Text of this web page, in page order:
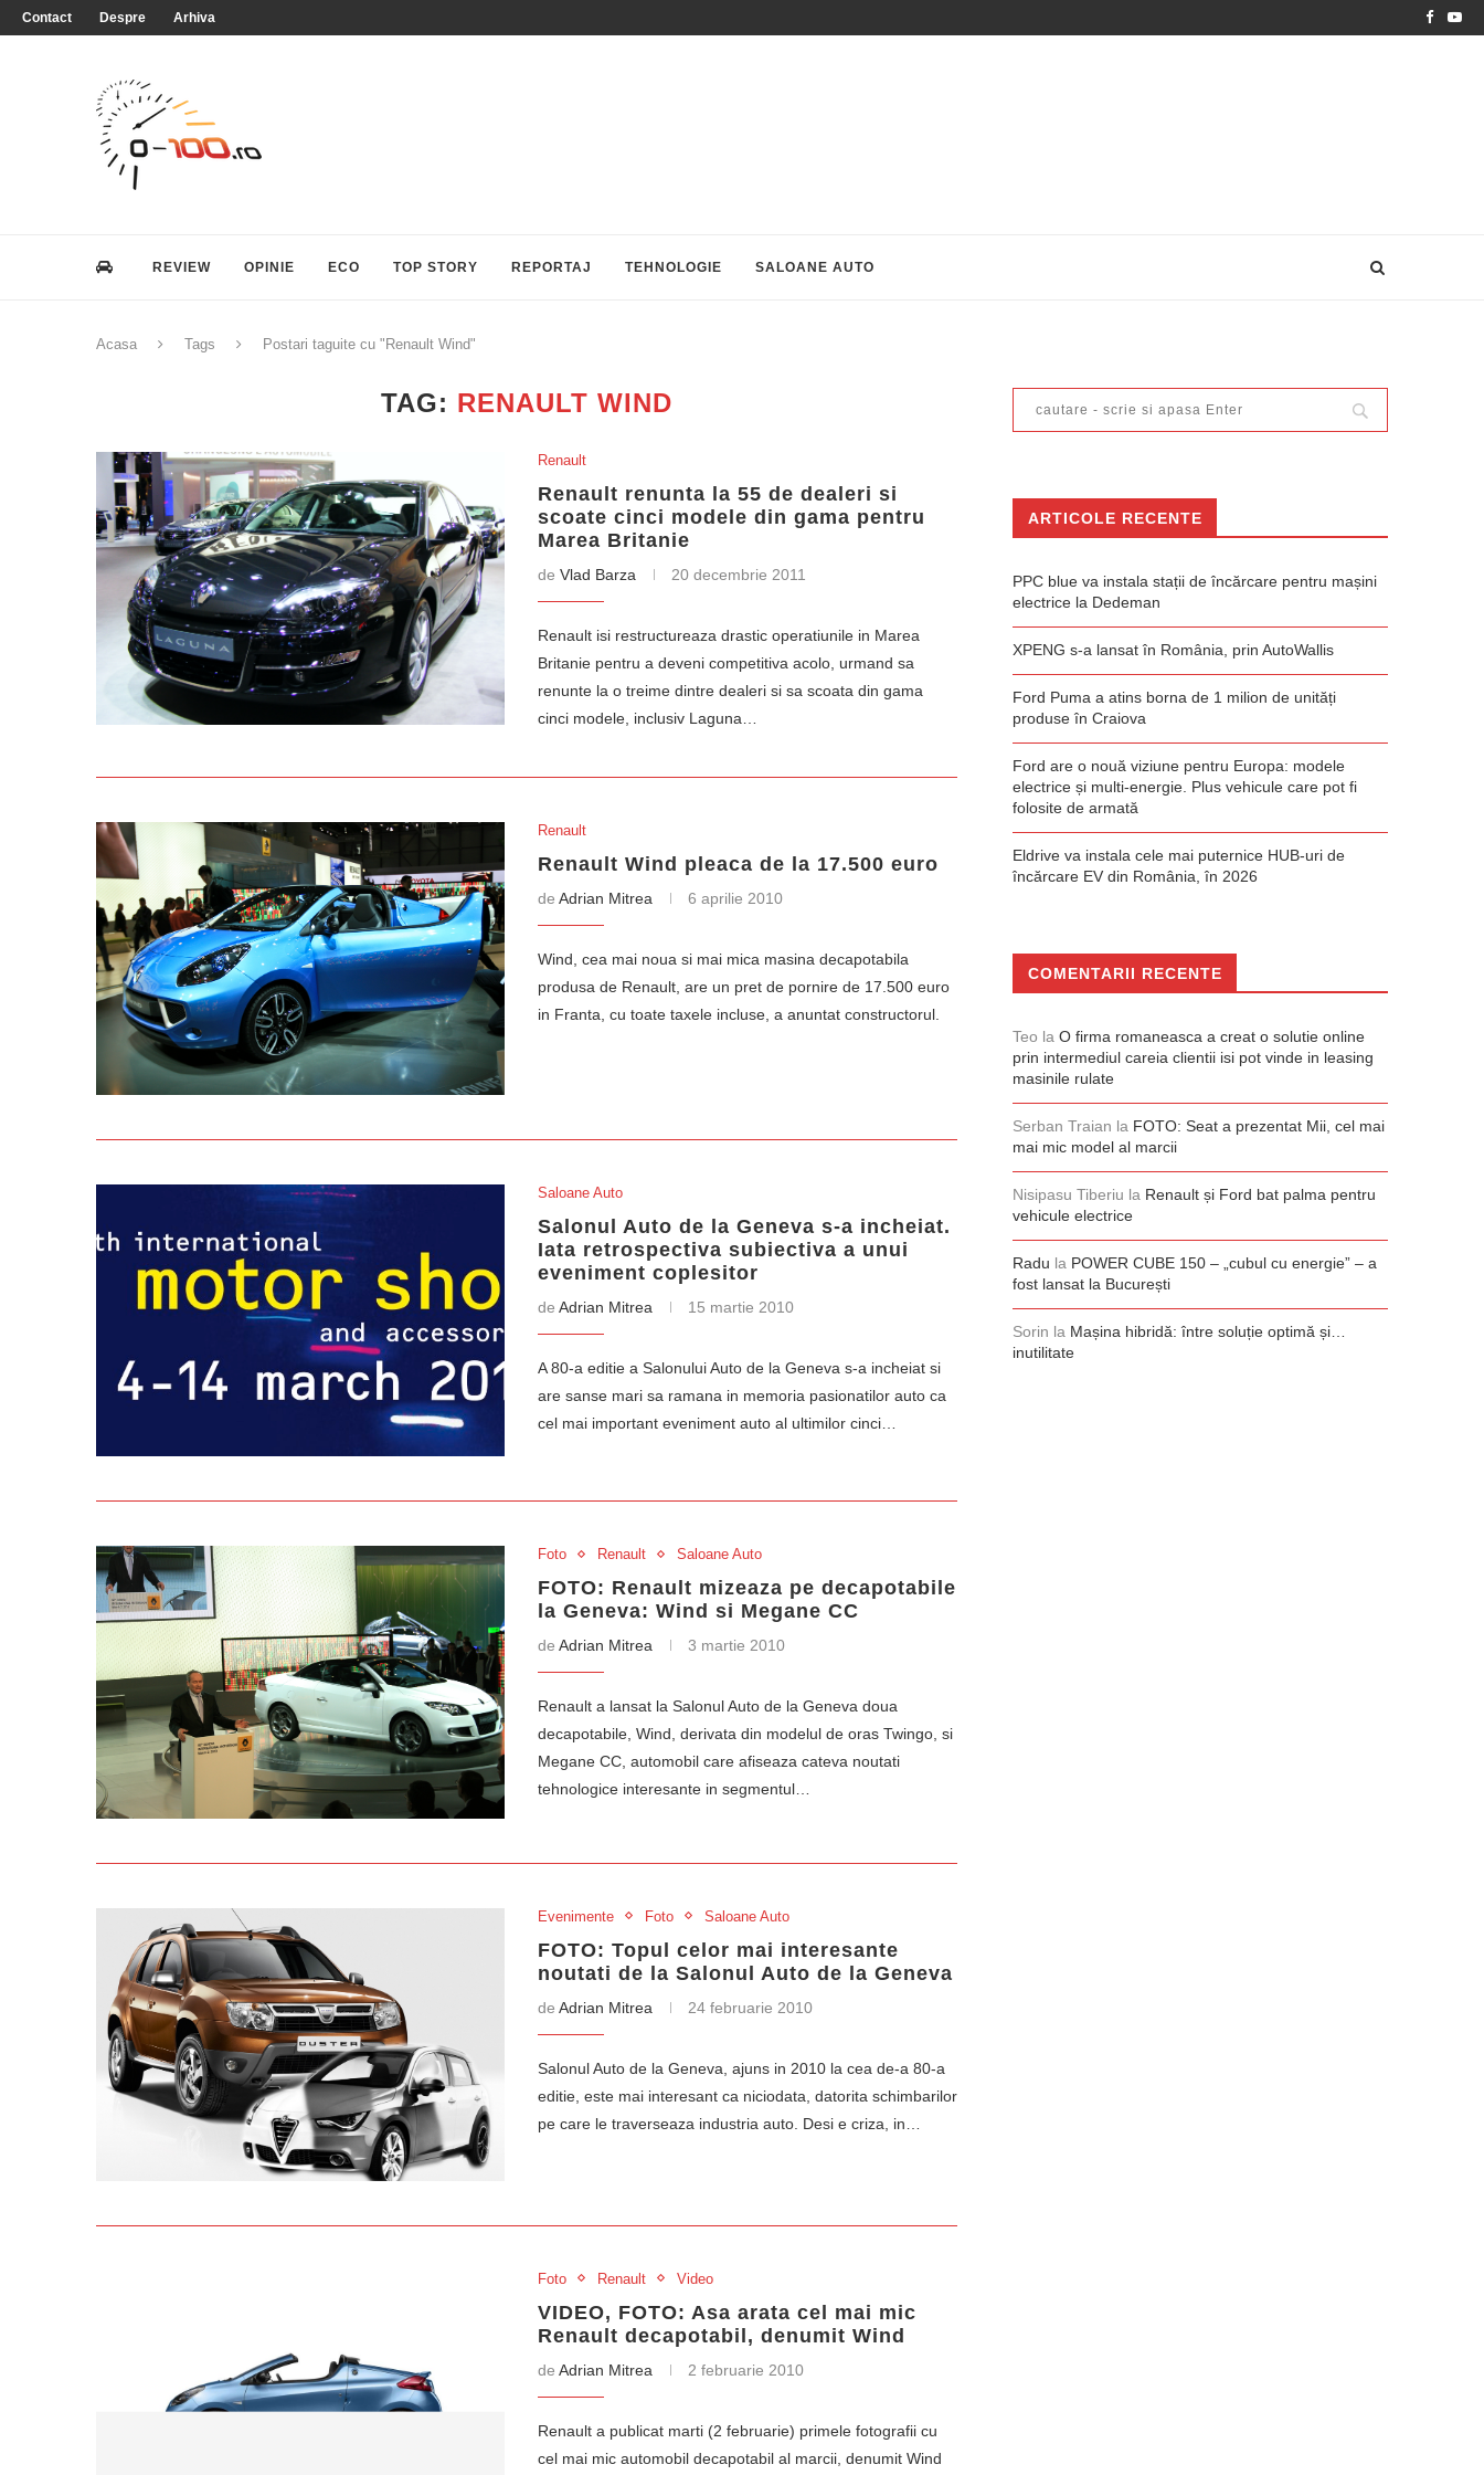
Contact Despre Arhiva
REVIEW OPINIE ECO TOP STORY REPORTAJ TEHNOLOGIE SALOANE AUTO
Acasa Tags Postari taguite cu "Renault Wind"
TAG: RENAULT WIND
Renault
Renault renunta la 55 de dealeri si
scoate cinci modele din gama pentru
Marea Britanie
de Vlad Barza 20 decembrie 2011
Renault isi restructureaza drastic operatiunile in Marea
Britanie pentru a deveni competitiva acolo, urmand sa
renunte la o treime dintre dealeri si sa scoata din gama
cinci modele, inclusiv Laguna…
Renault
Renault Wind pleaca de la 17.500 euro
de Adrian Mitrea 6 aprilie 2010
Wind, cea mai noua si mai mica masina decapotabila
produsa de Renault, are un pret de pornire de 17.500 euro
in Franta, cu toate taxele incluse, a anuntat constructorul.
Saloane Auto
Salonul Auto de la Geneva s-a incheiat.
Iata retrospectiva subiectiva a unui
eveniment coplesitor
de Adrian Mitrea 15 martie 2010
A 80-a editie a Salonului Auto de la Geneva s-a incheiat si
are sanse mari sa ramana in memoria pasionatilor auto ca
cel mai important eveniment auto al ultimilor cinci…
Foto Renault Saloane Auto
FOTO: Renault mizeaza pe decapotabile
la Geneva: Wind si Megane CC
de Adrian Mitrea 3 martie 2010
Renault a lansat la Salonul Auto de la Geneva doua
decapotabile, Wind, derivata din modelul de oras Twingo, si
Megane CC, automobil care afiseaza cateva noutati
tehnologice interesante in segmentul…
Evenimente Foto Saloane Auto
FOTO: Topul celor mai interesante
noutati de la Salonul Auto de la Geneva
de Adrian Mitrea 24 februarie 2010
Salonul Auto de la Geneva, ajuns in 2010 la cea de-a 80-a
editie, este mai interesant ca niciodata, datorita schimbarilor
pe care le traverseaza industria auto. Desi e criza, in…
Foto Renault Video
VIDEO, FOTO: Asa arata cel mai mic
Renault decapotabil, denumit Wind
de Adrian Mitrea 2 februarie 2010
Renault a publicat marti (2 februarie) primele fotografii cu
cel mai mic automobil decapotabil al marcii, denumit Wind
ARTICOLE RECENTE
PPC blue va instala stații de încărcare pentru mașini
electrice la Dedeman
XPENG s-a lansat în România, prin AutoWallis
Ford Puma a atins borna de 1 milion de unități
produse în Craiova
Ford are o nouă viziune pentru Europa: modele
electrice și multi-energie. Plus vehicule care pot fi
folosite de armată
Eldrive va instala cele mai puternice HUB-uri de
încărcare EV din România, în 2026
COMENTARII RECENTE
Teo la O firma romaneasca a creat o solutie online
prin intermediul careia clientii isi pot vinde in leasing
masinile rulate
Serban Traian la FOTO: Seat a prezentat Mii, cel mai
mai mic model al marcii
Nisipasu Tiberiu la Renault și Ford bat palma pentru
vehicule electrice
Radu la POWER CUBE 150 – „cubul cu energie” – a
fost lansat la București
Sorin la Mașina hibridă: între soluție optimă și…
inutilitate